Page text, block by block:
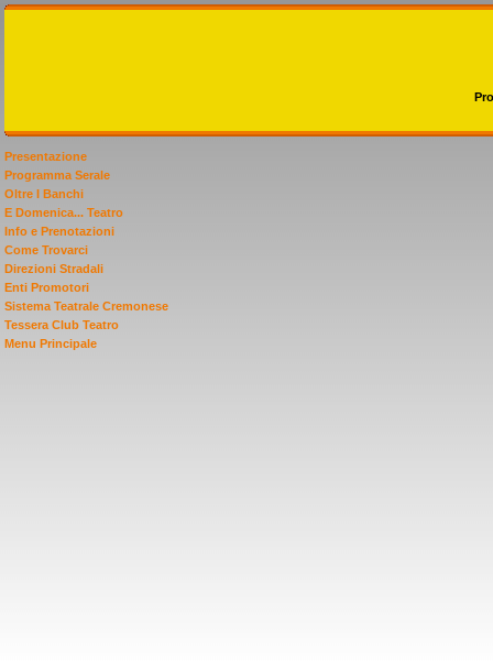
Presentazione
Programma Serale
Oltre I Banchi
E Domenica... Teatro
Info e Prenotazioni
Come Trovarci
Direzioni Stradali
Enti Promotori
Sistema Teatrale Cremonese
Tessera Club Teatro
Menu Principale